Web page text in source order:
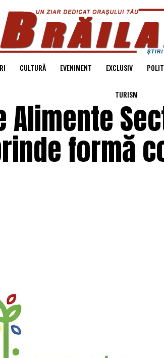
CULTURĂ EVENIMENT EXCLUSIV
TURISM
Alimente
formă